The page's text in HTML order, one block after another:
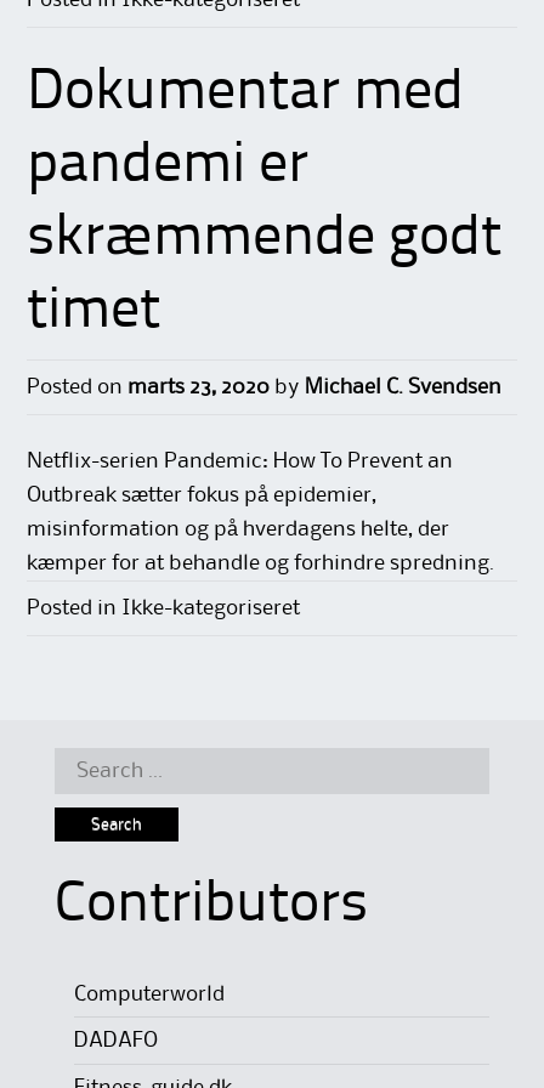
Dokumentar med
pandemi er
skræmmende godt
timet
Posted on marts 23, 2020 by Michael C. Svendsen
Netflix-serien Pandemic: How To Prevent an
Outbreak sætter fokus på epidemier,
misinformation og på hverdagens helte, der
kæmper for at behandle og forhindre spredning.
Posted in Ikke-kategoriseret
Search
Contributors
Computerworld
DADAFO